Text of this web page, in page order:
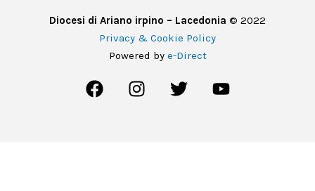
Diocesi di Ariano irpino – Lacedonia © 2022
Privacy & Cookie Policy
Powered by e-Direct